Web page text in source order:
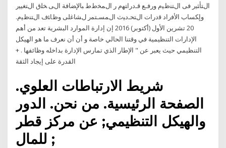
ﺍﻝﺘﺄﺜﻴﺭ ﻓﻰ ﺍﻝﺘﻨﻅﻴﻡ ﻭﺭﻓـﻊ ﻗـﺩﺭﺍﺘﻬﻡ ﺭ ﺍﻝﻤﺨﻁﻁ ﺒﺎﻹﻀﺎﻓﺔ ﺍﻝﻰ ﺨﻠﻕ ﺍﻝﺘﻐﻴﻴﺭ
ﻭﺇﻜﺴﺎﺏ ﺍﻷﻓﺭﺍﺩ ﻗﺩﺭﺍﺕ ﺍﻝﺘﺤـﺩﻴﺙ ﺍﻝﻤﺴـﺘﻤﺭ ﻝﺸﺎﻏﻠﻰ ﻭﻅﺎﺌﻑ ﺍﻝﺘﻨﻅﻴﻡ.
20 تشرين الأول (أكتوبر) 2016 إن إدارة الموارد البشرية تعد من أهم
الإدارات التنظيمية في وقتنا الحالي خاصة و أن أن نعرف ما هو الهيكل
التنظيمي حيث يعبر عن " الإطار الذي تمارس الإدارة بداخله وظائفها . +
القدرة على إيجاد الثقة
شريط الارتباطات العلوي.
الصفحة الرئيسية. من نحن. الدور
والهيكل التنظيمي; عن مركز قطر
للمال ;